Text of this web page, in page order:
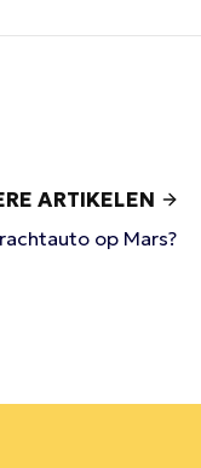
ARTIKELEN
op Mars?